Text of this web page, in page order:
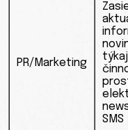
PR/Marketing
SMS